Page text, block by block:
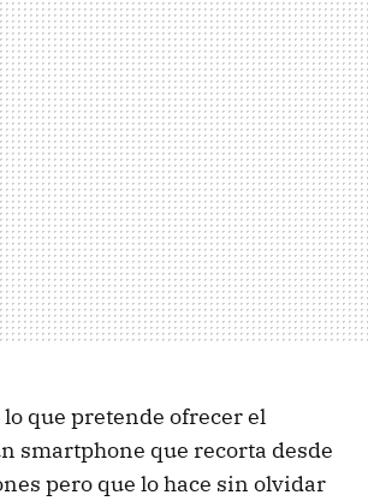
lo que pretende ofrecer el
smartphone que recorta desde
pero que lo hace sin olvidar